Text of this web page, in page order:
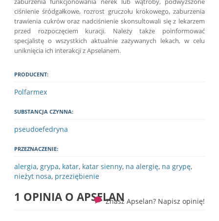
ciśnienie śródgałkowe, rozrost gruczołu krokowego, zaburzenia
trawienia cukrów oraz nadciśnienie skonsultowali się z lekarzem
przed rozpoczęciem kuracji. Należy także poinformować
specjalistę o wszystkich aktualnie zażywanych lekach, w celu
uniknięcia ich interakcji z Apselanem.
PRODUCENT:
Polfarmex
SUBSTANCJA CZYNNA:
pseudoefedryna
PRZEZNACZENIE:
alergia, grypa, katar, katar sienny, na alergię, na grypę,
nieżyt nosa, przeziębienie
1 OPINIA O APSELANZnasz Apselan? Napisz opinię!